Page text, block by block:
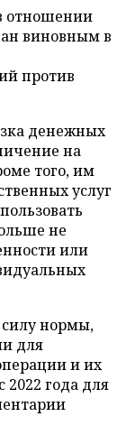
отношении
виновным в
против
денежных
на
того, им
услуг
не
или
силу нормы,
для
и их
2022 года для